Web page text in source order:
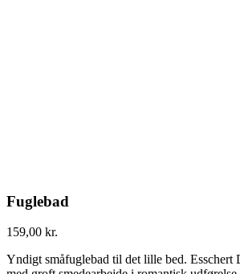
Fuglebad
159,00 kr.
Yndigt småfuglebad til det lille bed. Esschert